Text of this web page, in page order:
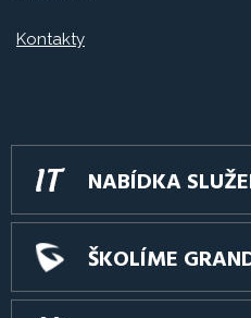
Kontakty
NABÍDKA
ŠKOLÍME